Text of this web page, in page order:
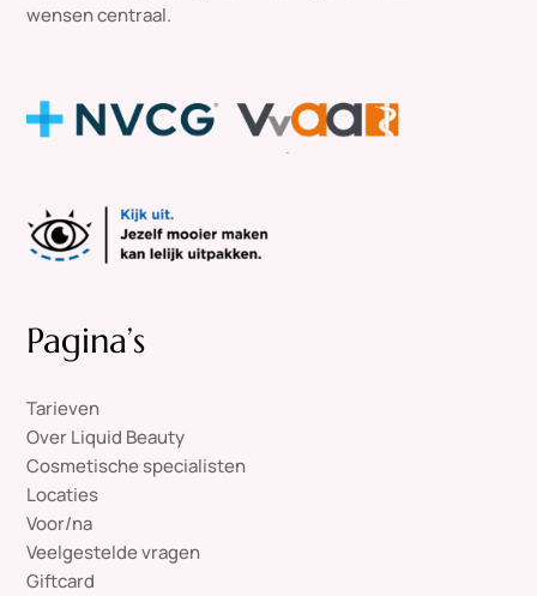
wensen centraal.
Pagina’s
Tarieven
Over Liquid Beauty
Cosmetische specialisten
Locaties
Voor/na
Veelgestelde vragen
Giftcard